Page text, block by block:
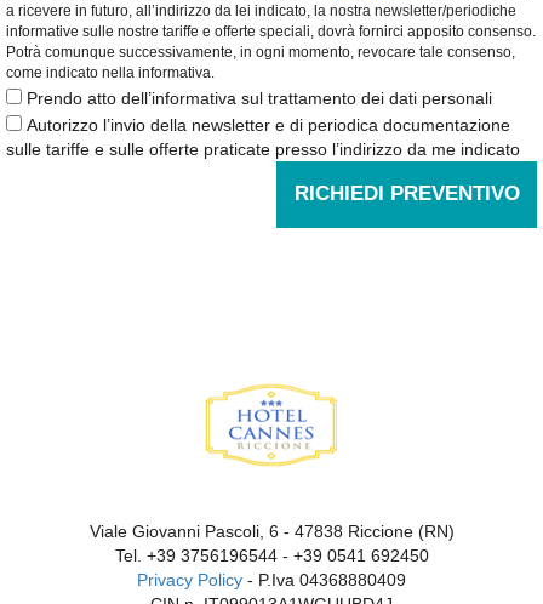
a ricevere in futuro, all’indirizzo da lei indicato, la nostra newsletter/periodiche
informative sulle nostre tariffe e offerte speciali, dovrà fornirci apposito consenso.
Potrà comunque successivamente, in ogni momento, revocare tale consenso,
come indicato nella informativa.
Prendo atto dell’informativa sul trattamento dei dati personali
Autorizzo l’invio della newsletter e di periodica documentazione
sulle tariffe e sulle offerte praticate presso l’indirizzo da me indicato
RICHIEDI PREVENTIVO
Viale Giovanni Pascoli, 6 - 47838 Riccione (RN)
Tel. +39 3756196544- +39 0541 692450
Privacy Policy - P.Iva 04368880409